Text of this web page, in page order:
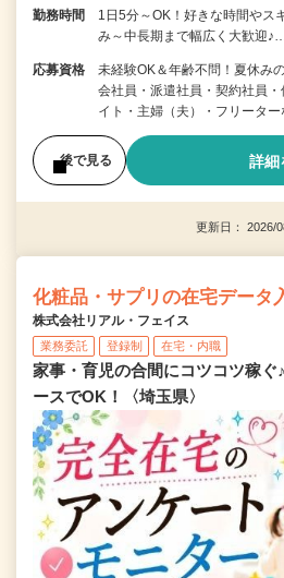
勤務時間
1日5分～OK！好きな時間や
み～中長期まで幅広く大歓迎♪…
応募資格
未経験OK＆年齢不問！夏休み
会社員・派遣社員・契約社員
イト・主婦（夫）・フリータ
後で見る 詳細
更新日： 2026/
化粧品・サプリの在宅データ
株式会社リアル・フェイス
業務委託 登録制 在宅・内職
家事・育児の合間にコツコツ稼
ースでOK！〈埼玉県〉